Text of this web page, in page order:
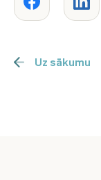
Uz sākumu